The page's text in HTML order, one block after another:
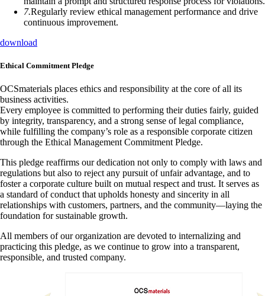
7.Regularly review ethical management performance and drive
continuous improvement.
download
Ethical Commitment Pledge
OCSmaterials places ethics and responsibility at the core of all its
business activities.
Every employee is committed to performing their duties fairly, guided
by integrity, transparency, and a strong sense of legal compliance,
while fulfilling the company’s role as a responsible corporate citizen
through the Ethical Management Commitment Pledge.
This pledge reaffirms our dedication not only to comply with laws and
regulations but also to reject any pursuit of unfair advantage, and to
foster a corporate culture built on mutual respect and trust. It serves as
a standard of conduct that upholds honesty and sincerity in all
relationships with customers, partners, and the community—laying the
foundation for sustainable growth.
All members of our organization are devoted to internalizing and
practicing this pledge, as we continue to grow into a transparent,
responsible, and trusted company.